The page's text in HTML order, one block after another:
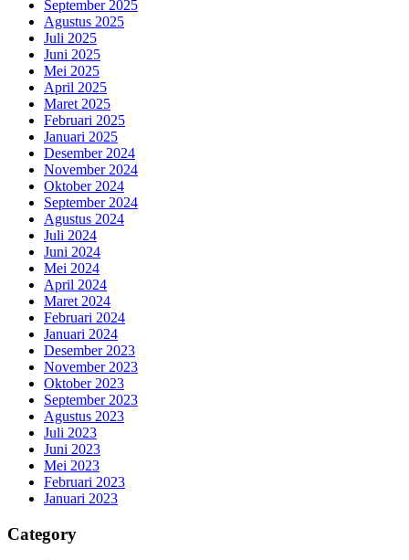
September 2025
Agustus 2025
Juli 2025
Juni 2025
Mei 2025
April 2025
Maret 2025
Februari 2025
Januari 2025
Desember 2024
November 2024
Oktober 2024
September 2024
Agustus 2024
Juli 2024
Juni 2024
Mei 2024
April 2024
Maret 2024
Februari 2024
Januari 2024
Desember 2023
November 2023
Oktober 2023
September 2023
Agustus 2023
Juli 2023
Juni 2023
Mei 2023
Februari 2023
Januari 2023
Category